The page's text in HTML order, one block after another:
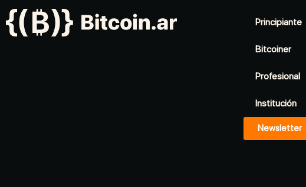
Principiante
Bitcoiner
Profesional
Institución
Newsletter